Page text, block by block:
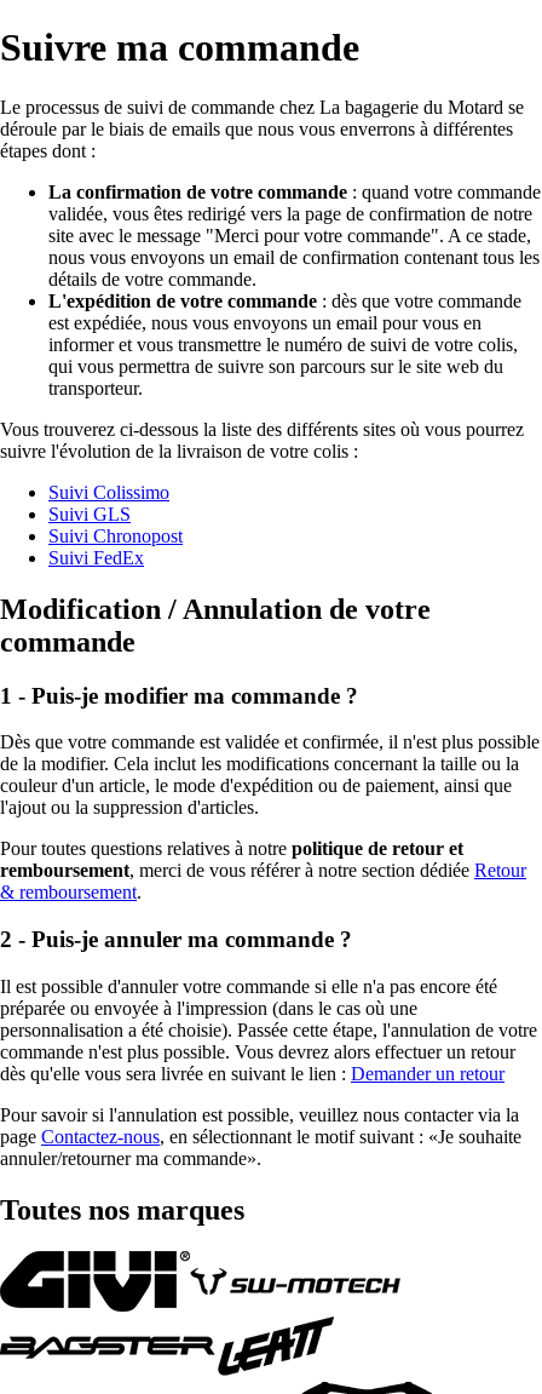
Suivre ma commande
Le processus de suivi de commande chez La bagagerie du Motard se
déroule par le biais de emails que nous vous enverrons à différentes
étapes dont :
La confirmation de votre commande : quand votre commande
validée, vous êtes redirigé vers la page de confirmation de notre
site avec le message "Merci pour votre commande". A ce stade,
nous vous envoyons un email de confirmation contenant tous les
détails de votre commande.
L'expédition de votre commande : dès que votre commande
est expédiée, nous vous envoyons un email pour vous en
informer et vous transmettre le numéro de suivi de votre colis,
qui vous permettra de suivre son parcours sur le site web du
transporteur.
Vous trouverez ci-dessous la liste des différents sites où vous pourrez
suivre l'évolution de la livraison de votre colis :
Suivi Colissimo
Suivi GLS
Suivi Chronopost
Suivi FedEx
Modification / Annulation de votre
commande
1 - Puis-je modifier ma commande ?
Dès que votre commande est validée et confirmée, il n'est plus possible
de la modifier. Cela inclut les modifications concernant la taille ou la
couleur d'un article, le mode d'expédition ou de paiement, ainsi que
l'ajout ou la suppression d'articles.
Pour toutes questions relatives à notre politique de retour et
remboursement, merci de vous référer à notre section dédiée Retour
& remboursement.
2 - Puis-je annuler ma commande ?
Il est possible d'annuler votre commande si elle n'a pas encore été
préparée ou envoyée à l'impression (dans le cas où une
personnalisation a été choisie). Passée cette étape, l'annulation de votre
commande n'est plus possible. Vous devrez alors effectuer un retour
dès qu'elle vous sera livrée en suivant le lien : Demander un retour
Pour savoir si l'annulation est possible, veuillez nous contacter via la
page Contactez-nous, en sélectionnant le motif suivant : «Je souhaite
annuler/retourner ma commande».
Toutes nos marques